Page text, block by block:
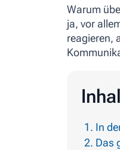
Warum
ja, vor
reagieren,
In
Das